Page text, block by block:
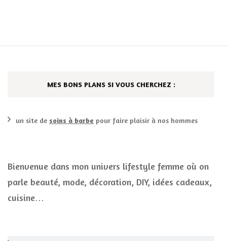
MES BONS PLANS SI VOUS CHERCHEZ :
un site de soins à barbe pour faire plaisir à nos hommes
Bienvenue dans mon univers lifestyle femme où on
parle beauté, mode, décoration, DIY, idées cadeaux,
cuisine…